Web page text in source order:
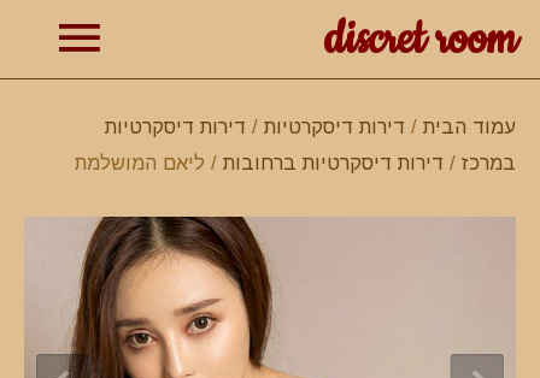
discret room
עמוד הבית / דירות דיסקרטיות / דירות דיסקרטיות
במרכז / דירות דיסקרטיות ברחובות / ליאם המושלמת